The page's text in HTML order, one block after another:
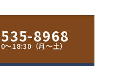
8968
18:30（月〜土）